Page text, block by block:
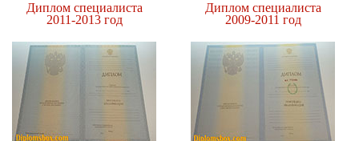
Диплом специалиста
2011-2013 год
Диплом специалиста
2009-2011 год